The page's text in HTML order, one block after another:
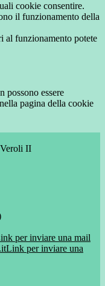
cookie consentire.
il funzionamento della
al funzionamento potete
possono essere
pagina della cookie
II
per inviare una mail
Link per inviare una